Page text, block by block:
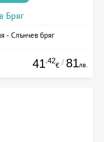
Бряг
- Слънчев бряг
41.42
€ / 81лв.